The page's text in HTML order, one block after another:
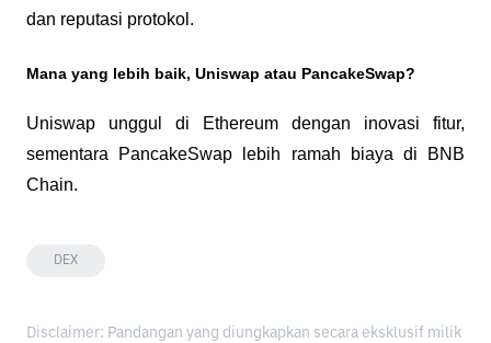
dan reputasi protokol.
Mana yang lebih baik, Uniswap atau PancakeSwap?
Uniswap unggul di Ethereum dengan inovasi fitur,
sementara PancakeSwap lebih ramah biaya di BNB
Chain.
DEX
Disclaimer: Pandangan yang diungkapkan secara eksklusif milik